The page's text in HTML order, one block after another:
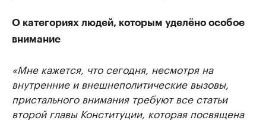
О категориях людей, которым уделёно особое
внимание
«Мне кажется, что сегодня, несмотря на
внутренние и внешнеполитические вызовы,
пристального внимания требуют все статьи
второй главы Конституции, которая посвящена